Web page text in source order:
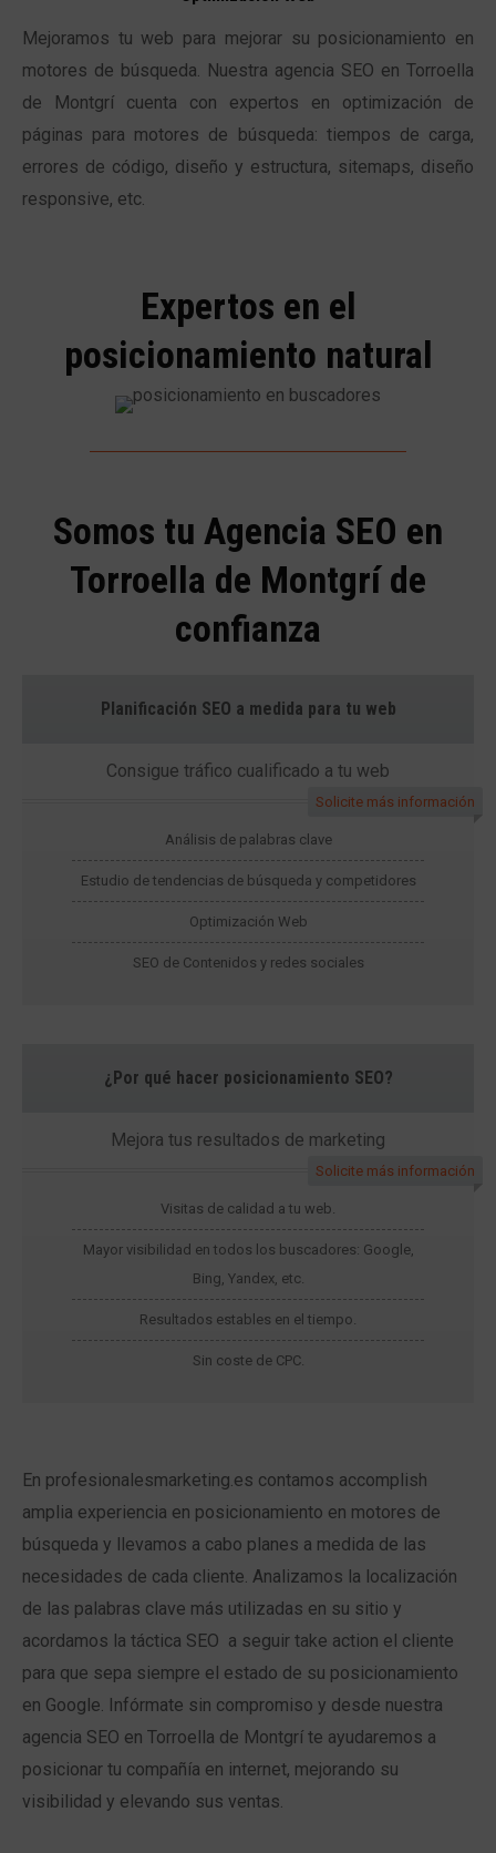
Mejoramos tu web para mejorar su posicionamiento en
motores de búsqueda. Nuestra agencia SEO en Torroella
de Montgrí cuenta con expertos en optimización de
páginas para motores de búsqueda: tiempos de carga,
errores de código, diseño y estructura, sitemaps, diseño
responsive, etc.
Expertos en el
posicionamiento natural
Somos tu Agencia SEO en
Torroella de Montgrí de
confianza
Planificación SEO a medida para tu web
Consigue tráfico cualificado a tu web
Solicite más información
Análisis de palabras clave
Estudio de tendencias de búsqueda y competidores
Optimización Web
SEO de Contenidos y redes sociales
¿Por qué hacer posicionamiento SEO?
Mejora tus resultados de marketing
Solicite más información
Visitas de calidad a tu web.
Mayor visibilidad en todos los buscadores: Google,
Bing, Yandex, etc.
Resultados estables en el tiempo.
Sin coste de CPC.
En profesionalesmarketing.es contamos accomplish
amplia experiencia en posicionamiento en motores de
búsqueda y llevamos a cabo planes a medida de las
necesidades de cada cliente. Analizamos la localización
de las palabras clave más utilizadas en su sitio y
acordamos la táctica SEO a seguir take action el cliente
para que sepa siempre el estado de su posicionamiento
en Google. Infórmate sin compromiso y desde nuestra
agencia SEO en Torroella de Montgrí te ayudaremos a
posicionar tu compañía en internet, mejorando su
visibilidad y elevando sus ventas.